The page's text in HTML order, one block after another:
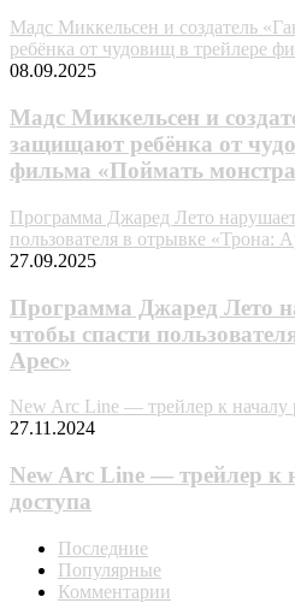
Мадс Миккельсен и создатель
ребёнка от чудовищ в трейлере
08.09.2025
Мадс Миккельсен и
защищают ребёнка от
фильма «Поймать
Программа Джаред Лето
пользователя в отрывке «Трона:
27.09.2025
Программа Джаред Лето
чтобы спасти
Арес»
New Arc Line — трейлер к началу
27.11.2024
New Arc Line — трейлер к
доступа
Последние
Популярные
Комментарии